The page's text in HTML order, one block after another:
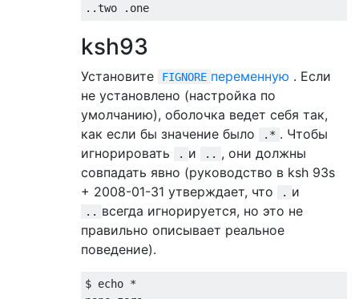
..two . one
ksh93
Установите FIGNORE переменную . Если
не установлено (настройка по
умолчанию), оболочка ведет себя так,
как если бы значение было
.* . Чтобы
игнорировать
. и .. , они должны
совпадать явно (руководство в ksh 93s
+ 2008-01-31 утверждает, что
. и
.. всегда игнорируется, но это не
правильно описывает реальное
поведение).
$ echo *